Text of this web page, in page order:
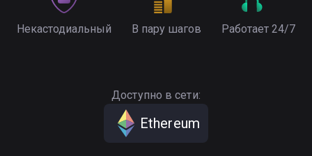
Некастодиальный В пару шагов Работает 24/7
Доступно в сети:
Ethereum